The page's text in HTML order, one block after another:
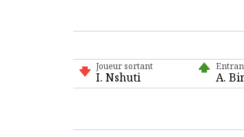
Joueur sortant
I. Nshuti A.